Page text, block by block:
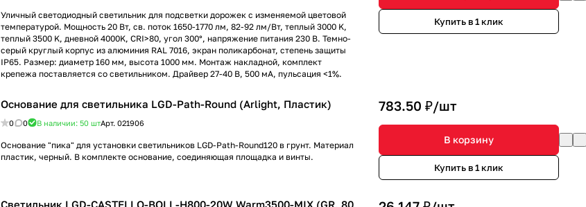
Уличный светодиодный светильник для подсветки дорожек с изменяемой цветовой
температурой. Мощность 20 Вт, св. поток 1650-1770 лм, 82-92 лм/Вт, теплый 3000 K,
теплый 3500 K, дневной 4000K, CRI>80, угол 300°, напряжение питания 230 В. Темно-
серый круглый корпус из алюминия RAL 7016, экран поликарбонат, степень защиты
IP65. Размер: диаметр 160 мм, высота 1000 мм. Монтаж накладной, комплект
крепежа поставляется со светильником. Драйвер 27-40 В, 500 мА, пульсация <1%.
Купить в 1 клик
Основание для светильника LGD-Path-Round (Arlight, Пластик)
0 0 В наличии: 50 штАрт. 021906
Основание "пика" для установки светильников LGD-Path-Round120 в грунт. Материал
пластик, черный. В комплекте основание, соединяющая площадка и винты.
783.50 ₽/шт
В корзину
Купить в 1 клик
Светильник LGD-CASTELLO-BOLL-H800-20W Warm3500-MIX (GR, 80